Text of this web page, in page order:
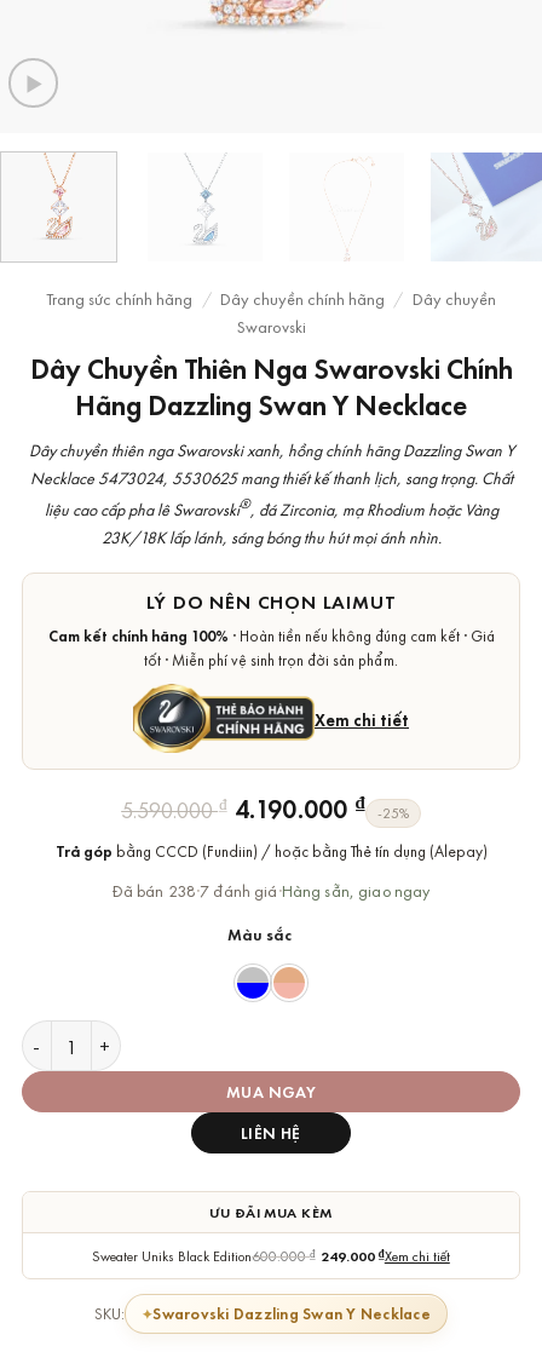
Trang sức chính hãng / Dây chuyền chính hãng / Dây chuyền
Swarovski
Dây Chuyền Thiên Nga Swarovski Chính
Hãng Dazzling Swan Y Necklace
Dây chuyền thiên nga Swarovski xanh, hồng chính hãng Dazzling Swan Y
Necklace 5473024, 5530625 mang thiết kế thanh lịch, sang trọng. Chất
liệu cao cấp pha lê Swarovski®, đá Zirconia, mạ Rhodium hoặc Vàng
23K/18K lấp lánh, sáng bóng thu hút mọi ánh nhìn.
LÝ DO NÊN CHỌN LAIMUT
Cam kết chính hãng 100% · Hoàn tiền nếu không đúng cam kết · Giá
tốt · Miễn phí vệ sinh trọn đời sản phẩm.
Xem chi tiết
5.590.000₫ Giá
gốc
là:
5.590.000 ₫.
4.190.000 ₫
Giá
hiện
tại
là:
4.190.000 ₫.
-25%
Trả góp bằng CCCD (Fundiin) / hoặc bằng Thẻ tín dụng (Alepay)
Đã bán 238·7 đánh giá·Hàng sẵn, giao ngay
Màu sắc
Dây Chuyền Thiên Nga Swarovski Chính Hãng Dazzling Swan
MUA NGAY
LIÊN HỆ
ƯU ĐÃI MUA KÈM
Sweater Uniks Black Edition600.000₫ 249.000 ₫Xem chi tiết
SKU: Swarovski Dazzling Swan Y Necklace